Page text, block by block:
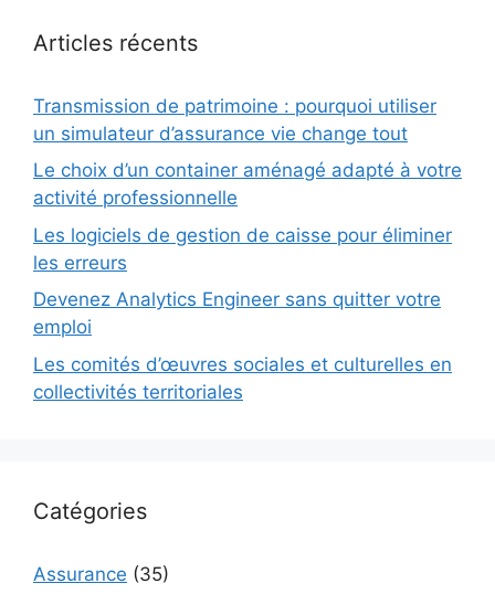
Articles récents
Transmission de patrimoine : pourquoi utiliser
un simulateur d’assurance vie change tout
Le choix d’un container aménagé adapté à votre
activité professionnelle
Les logiciels de gestion de caisse pour éliminer
les erreurs
Devenez Analytics Engineer sans quitter votre
emploi
Les comités d’œuvres sociales et culturelles en
collectivités territoriales
Catégories
Assurance (35)